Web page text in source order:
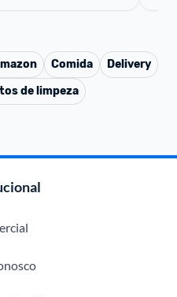
Comida
Delivery
de limpeza